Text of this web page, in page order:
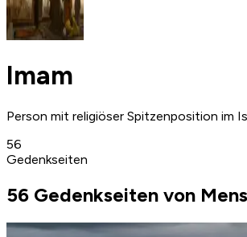
Imam
Person mit religiöser Spitzenposition im
56
Gedenkseiten
56 Gedenkseiten von